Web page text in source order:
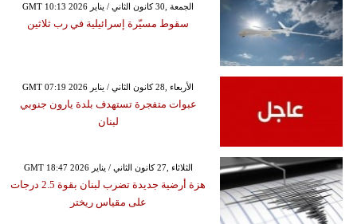
GMT 10:13 2026 الجمعة ,30 كانون الثاني / يناير
سقوط مسيّرة إسرائيلية في رب ثلاثين
GMT 07:19 2026 الأربعاء ,28 كانون الثاني / يناير
عبوات متفجرة تستهدف بلدة يارون جنوبي
لبنان
GMT 18:47 2026 الثلاثاء ,27 كانون الثاني / يناير
هزة أرضية جديدة تضرب لبنان بقوة 2.5 درجات
على مقياس ريختر